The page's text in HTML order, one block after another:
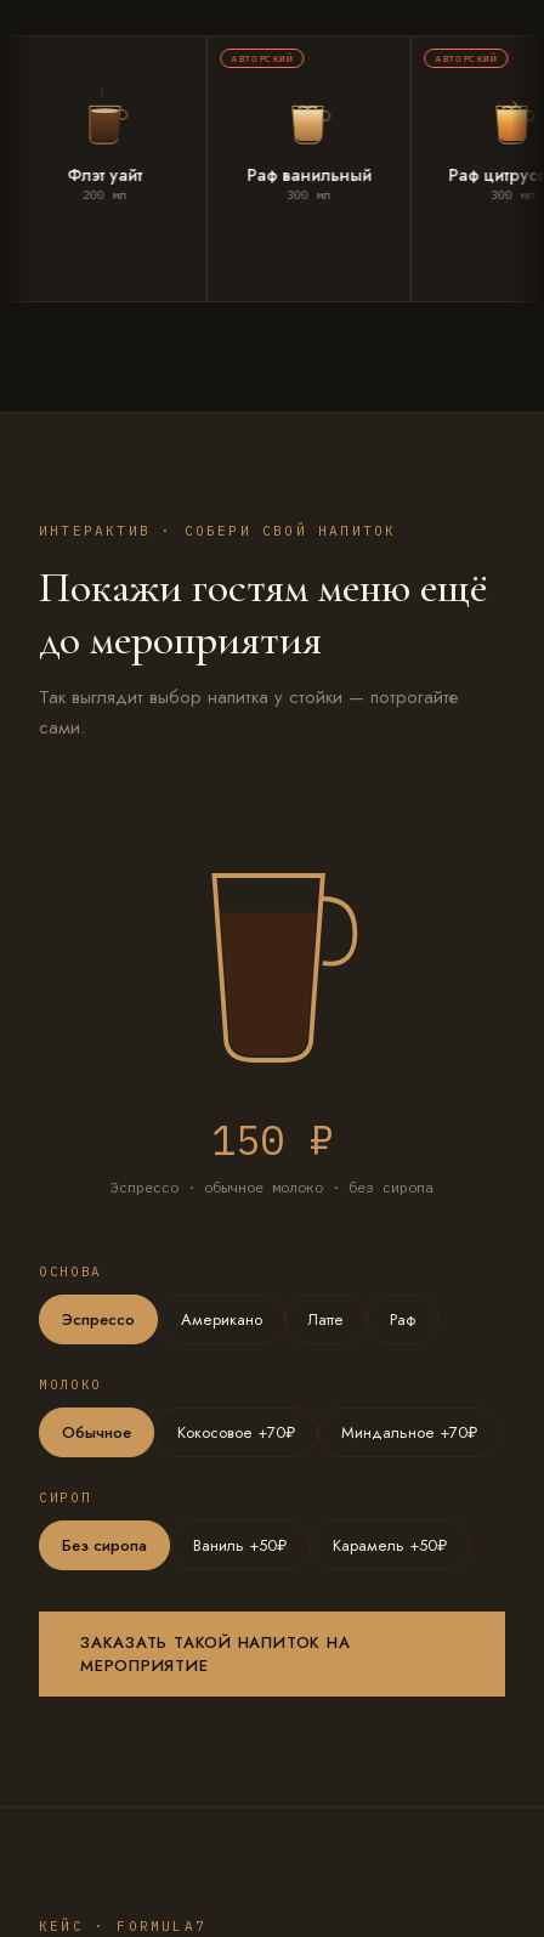
Раф ванильный Раф цитрусовый
ИНТЕРАКТИВ · СОБЕРИ СВОЙ НАПИТОК
Покажи гостям меню ещё
до мероприятия
Так выглядит выбор напитка у стойки — потрогайте
сами.
150 ₽
Эспрессо · обычное молоко · без сиропа
ОСНОВА
Эспрессо Американо Латте Раф
МОЛОКО
Обычное Кокосовое +70₽ Миндальное +70₽
СИРОП
Без сиропа Ваниль +50₽ Карамель +50₽
ЗАКАЗАТЬ ТАКОЙ НАПИТОК НА
МЕРОПРИЯТИЕ
КЕЙС · FORMULA7